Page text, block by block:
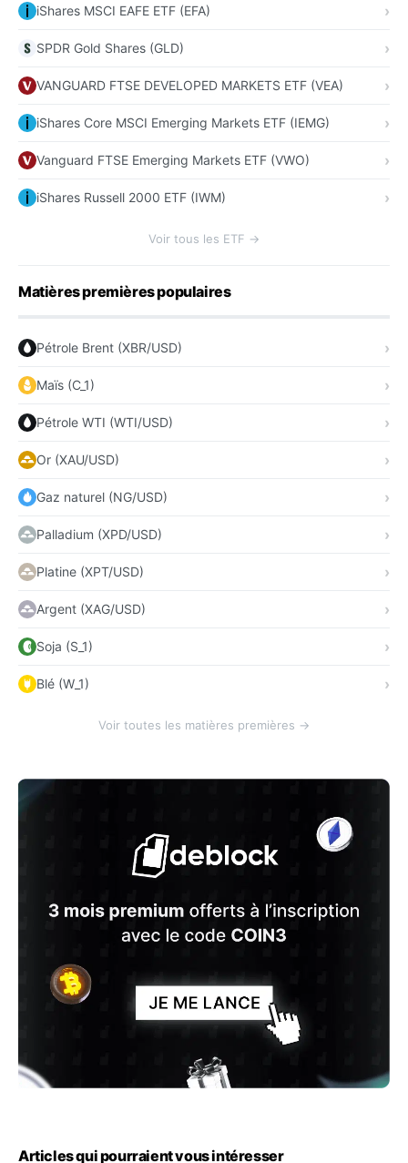
iShares MSCI EAFE ETF (EFA)
SPDR Gold Shares (GLD)
VANGUARD FTSE DEVELOPED MARKETS ETF (VEA)
iShares Core MSCI Emerging Markets ETF (IEMG)
Vanguard FTSE Emerging Markets ETF (VWO)
iShares Russell 2000 ETF (IWM)
Voir tous les ETF →
Matières premières populaires
Pétrole Brent (XBR/USD)
Maïs (C_1)
Pétrole WTI (WTI/USD)
Or (XAU/USD)
Gaz naturel (NG/USD)
Palladium (XPD/USD)
Platine (XPT/USD)
Argent (XAG/USD)
Soja (S_1)
Blé (W_1)
Voir toutes les matières premières →
Articles qui pourraient vous intéresser